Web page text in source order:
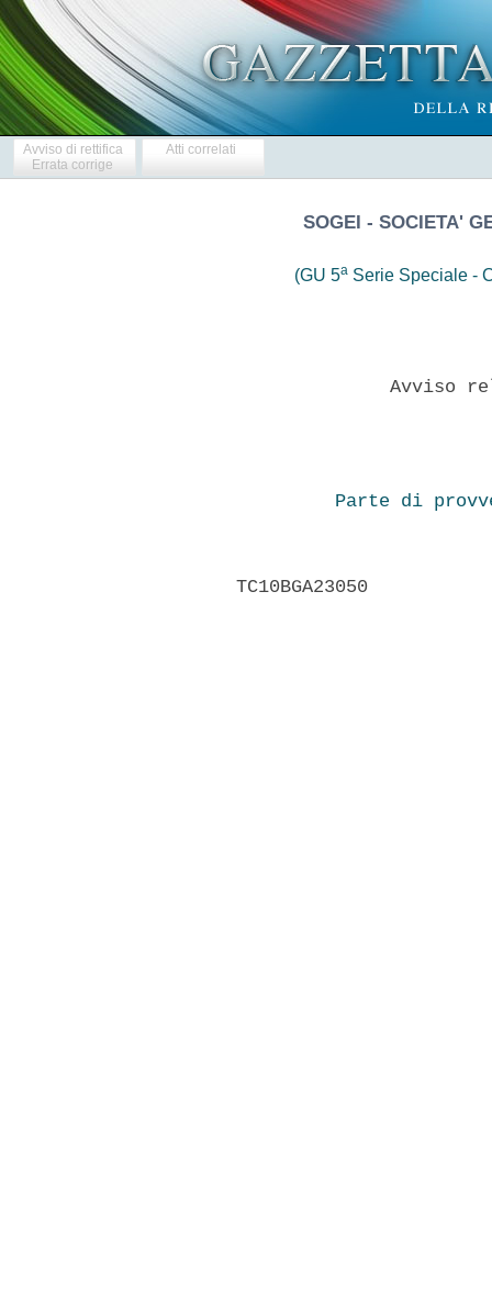
Avviso di rettifica
Errata corrige
Atti correlati
SOGEI - SOCIETA'
(GU 5a Serie Speciale -
Avviso
Parte di